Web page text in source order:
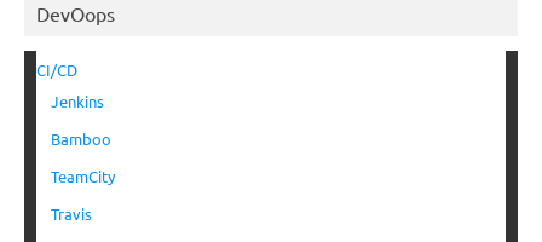
DevOops
CI/CD
Jenkins
Bamboo
TeamCity
Travis